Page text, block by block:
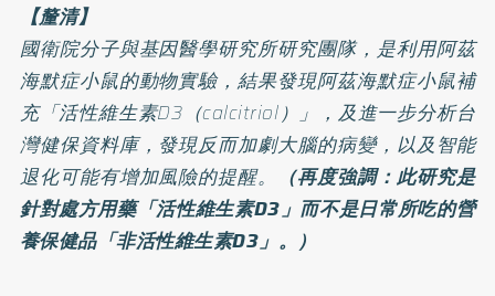
【釐清】
國衛院分子與基因醫學研究所研究團隊，是利用阿茲
海默症小鼠的動物實驗，結果發現阿茲海默症小鼠補
充「活性維生素D3（calcitriol）」，及進一步分析台
灣健保資料庫，發現反而加劇大腦的病變，以及智能
退化可能有增加風險的提醒。
（再度強調：此研究是
針對處方用藥「活性維生素D3」而不是日常所吃的營
養保健品「非活性維生素D3」。）